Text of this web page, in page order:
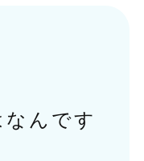
んです